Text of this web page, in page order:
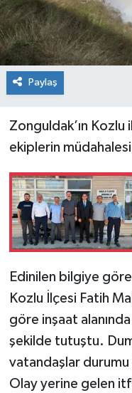
Paylaş
Zonguldak’ın Kozlu
ekiplerin
Edinilen bilgiye
Kozlu İlçesi Fatih
göre inşaat
şekilde tutuştu.
vatandaşlar
Olay yerine gelen
Siyaset
SPOR
YAŞAM
Zonguldak